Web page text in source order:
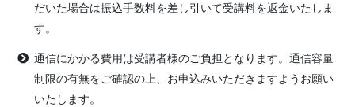
だいた場合は振込手数料を差し引いて受講料を返金いたしま
す。
通信にかかる費用は受講者様のご負担となります。通信容量
制限の有無をご確認の上、お申込みいただきますようお願い
いたします。